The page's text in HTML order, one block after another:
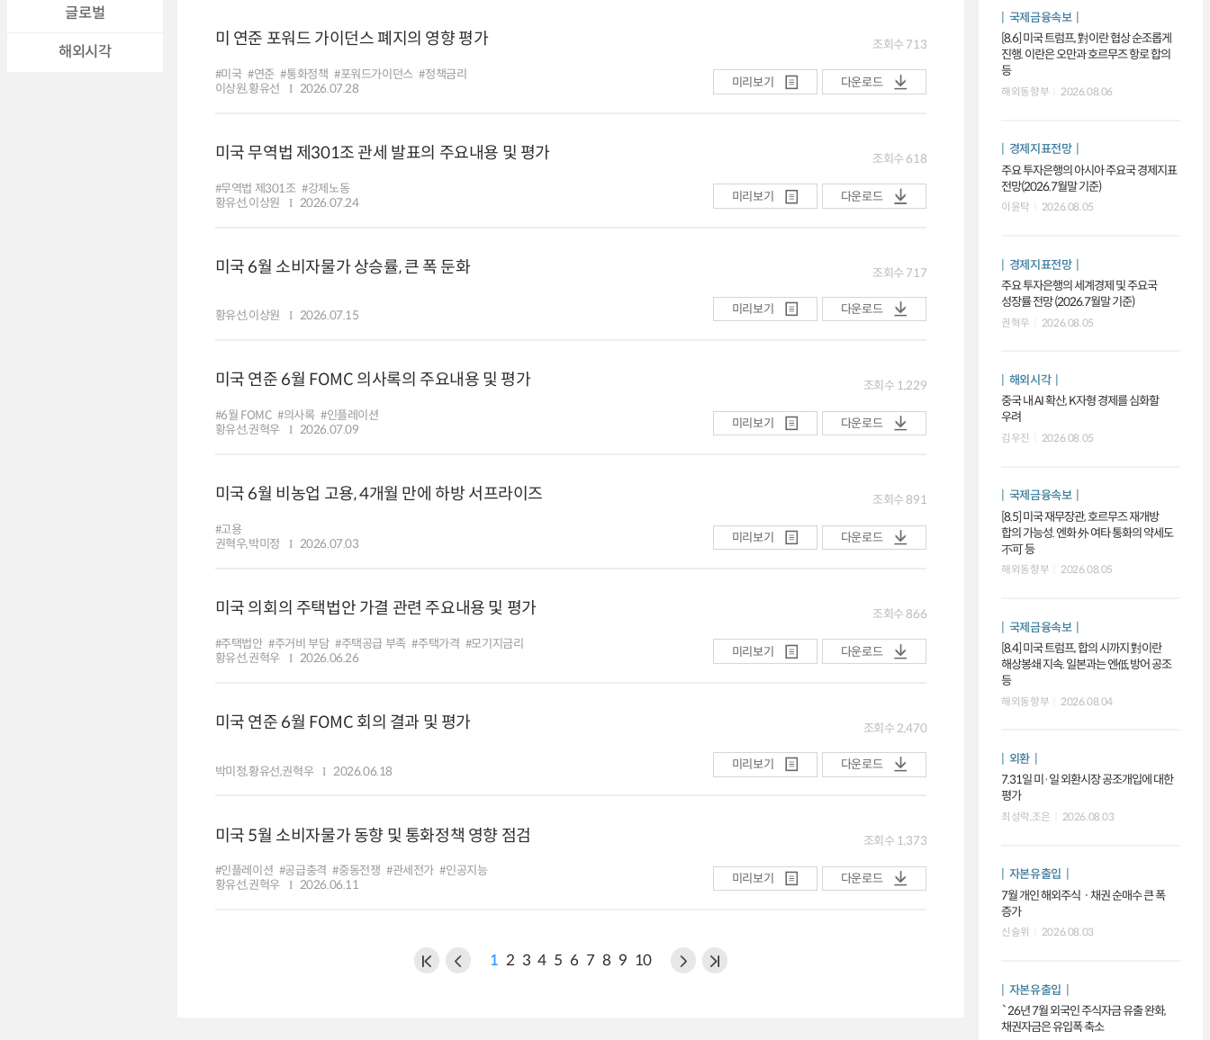
글로벌
해외시각
미 연준 포워드 가이던스 폐지의 영향 평가 조회수 713
#미국 #연준 #통화정책 #포워드가이던스 #정책금리
이상원,황유선
2026.07.28 미리보기 다운로드
미국 무역법 제301조 관세 발표의 주요내용 및 평가 조회수 618
#무역법 제301조 #강제노동
황유선,이상원
2026.07.24 미리보기 다운로드
미국 6월 소비자물가 상승률, 큰 폭 둔화 조회수 717
황유선,이상원 2026.07.15 미리보기 다운로드
미국 연준 6월 FOMC 의사록의 주요내용 및 평가 조회수 1,229
#6월 FOMC #의사록 #인플레이션
황유선,권혁우
2026.07.09 미리보기 다운로드
미국 6월 비농업 고용, 4개월 만에 하방 서프라이즈 조회수891
#고용
권혁우,박미정
2026.07.03 미리보기 다운로드
미국 의회의 주택법안 가결 관련 주요내용 및 평가 조회수866
#주택법안 #주거비 부담 #주택공급 부족 #주택가격 #모기지금리
황유선,권혁우
2026.06.26 미리보기 다운로드
미국 연준 6월 FOMC 회의 결과 및 평가 조회수 2,470
박미정,황유선,권혁우 2026.06.18 미리보기 다운로드
미국 5월 소비자물가 동향 및 통화정책 영향 점검 조회수 1,373
#인플레이션 #공급충격 #중동전쟁 #관세전가 #인공지능
황유선,권혁우
2026.06.11 미리보기 다운로드
1 2 3 4 5 6 7 8 9 10
국제금융속보
[8.6] 미국 트럼프, 對이란 협상 순조롭게
진행. 이란은 오만과 호르무즈 항로 합의
등
해외동향부 2026.08.06
경제지표전망
주요 투자은행의 아시아 주요국 경제지표
전망(2026.7월말 기준)
이윤탁 2026.08.05
경제지표전망
주요 투자은행의 세계경제 및 주요국
성장률 전망 (2026.7월말 기준)
권혁우 2026.08.05
해외시각
중국 내 AI 확산, K자형 경제를 심화할
우려
김우진 2026.08.05
국제금융속보
[8.5] 미국 재무장관, 호르무즈 재개방
합의 가능성. 엔화 外 여타 통화의 약세도
不可 등
해외동향부 2026.08.05
국제금융속보
[8.4] 미국 트럼프, 합의 시까지 對이란
해상봉쇄 지속. 일본과는 엔低 방어 공조
등
해외동향부 2026.08.04
외환
7.31일 미·일 외환시장 공조개입에 대한
평가
최성락,조은 2026.08.03
자본유출입
7월 개인 해외주식ㆍ채권 순매수 큰 폭
증가
신술위 2026.08.03
자본유출입
`26년 7월 외국인 주식자금 유출 완화,
채권자금은 유입폭 축소